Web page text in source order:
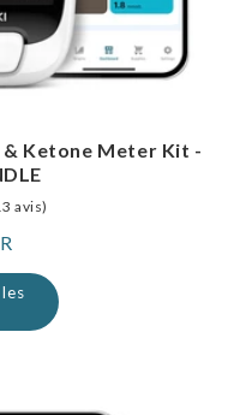
Ketone Meter Kit -
avis)